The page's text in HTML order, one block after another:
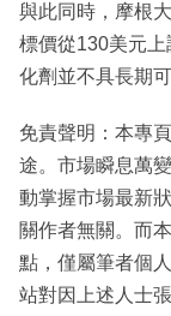
與此同時，摩根
標價從130美元
化劑並不具長期
免責聲明：本專
途。市場瞬息萬
動掌握市場最新
關作者無關。而
點，僅屬筆者個
站對因上述人士